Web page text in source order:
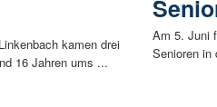
kamen drei
16 Jahren ums ...
Am 5. Juni
Senioren